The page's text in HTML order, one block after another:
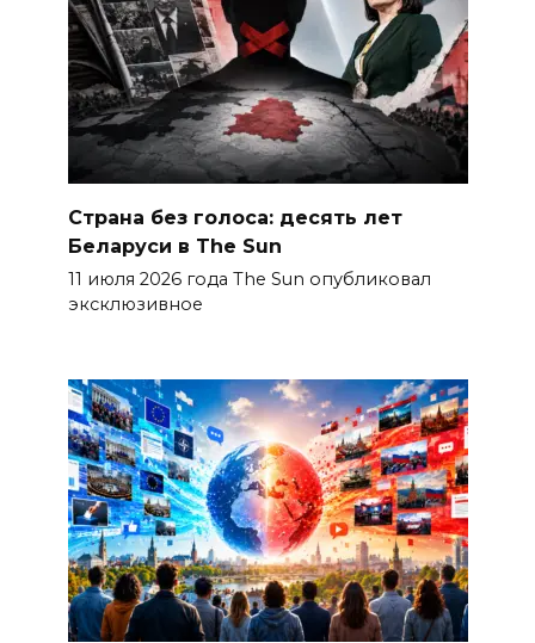
Страна без голоса: десять лет
Беларуси в The Sun
11 июля 2026 года The Sun опубликовал
эксклюзивное